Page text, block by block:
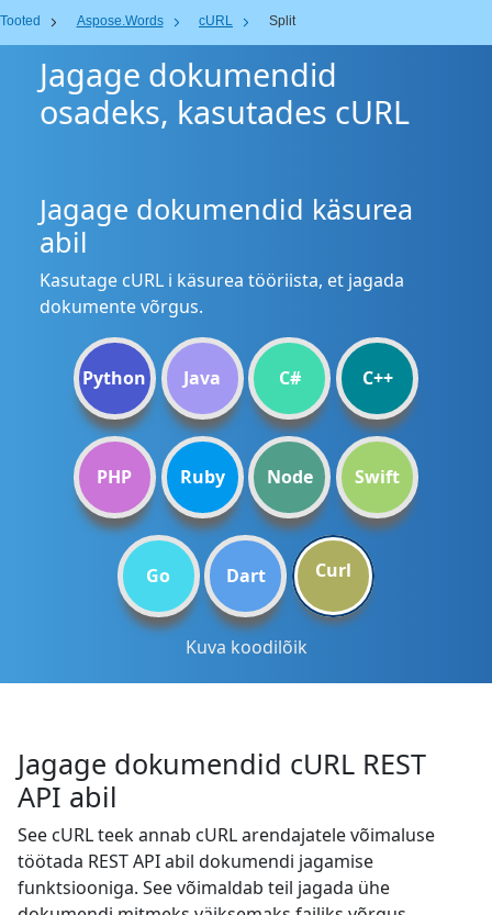
Tooted Aspose.Words cURL Split
Jagage dokumendid
osadeks, kasutades cURL
Jagage dokumendid käsurea
abil
Kasutage cURL i käsurea tööriista, et jagada
dokumente võrgus.
Python Java C# C++
PHP Ruby Node Swift
Go Dart Curl
Kuva koodilõik
Jagage dokumendid cURL REST
API abil
See cURL teek annab cURL arendajatele võimaluse
töötada REST API abil dokumendi jagamise
funktsiooniga. See võimaldab teil jagada ühe